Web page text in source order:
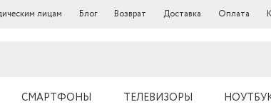
лицам Блог Возврат Доставка Оплата
СМАРТФОНЫ ТЕЛЕВИЗОРЫ